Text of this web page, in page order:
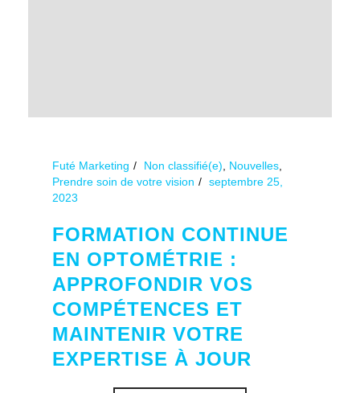
Futé Marketing Non classifié(e) Nouvelles
Prendre soin de votre vision
septembre 25,
2023
FORMATION CONTINUE
EN OPTOMÉTRIE :
APPROFONDIR VOS
COMPÉTENCES ET
MAINTENIR VOTRE
EXPERTISE À JOUR